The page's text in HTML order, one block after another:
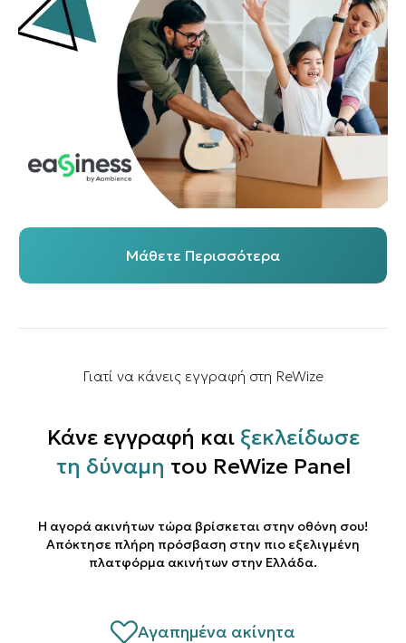
Μάθετε Περισσότερα
Γιατί να κάνεις εγγραφή στη ReWize
Κάνε εγγραφή και ξεκλείδωσε
τη δύναμη του ReWize Panel
Η αγορά ακινήτων τώρα βρίσκεται στην οθόνη σου!
Απόκτησε πλήρη πρόσβαση στην πιο εξελιγμένη
πλατφόρμα ακινήτων στην Ελλάδα.
Αγαπημένα ακίνητα